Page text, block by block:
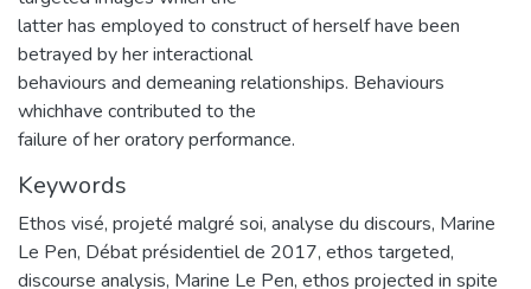
latter has employed to construct of herself have been
betrayed by her interactional
behaviours and demeaning relationships. Behaviours
whichhave contributed to the
failure of her oratory performance.
Keywords
Ethos visé, projeté malgré soi, analyse du discours, Marine
Le Pen, Débat présidentiel de 2017, ethos targeted,
discourse analysis, Marine Le Pen, ethos projected in spite